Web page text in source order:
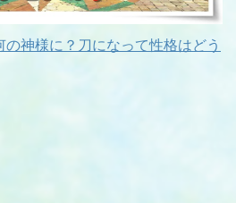
神様に？刀になって性格はどう